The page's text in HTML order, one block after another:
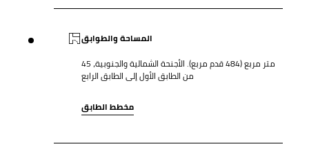
المساحة والطوابق
45 متر مربع (484 قدم مربع). الأجنحة الشمالية والجنوبية،
من الطابق الأول إلى الطابق الرابع
مخطط الطابق